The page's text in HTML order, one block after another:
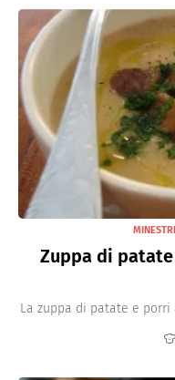
Zuppa di
La zuppa di patate e